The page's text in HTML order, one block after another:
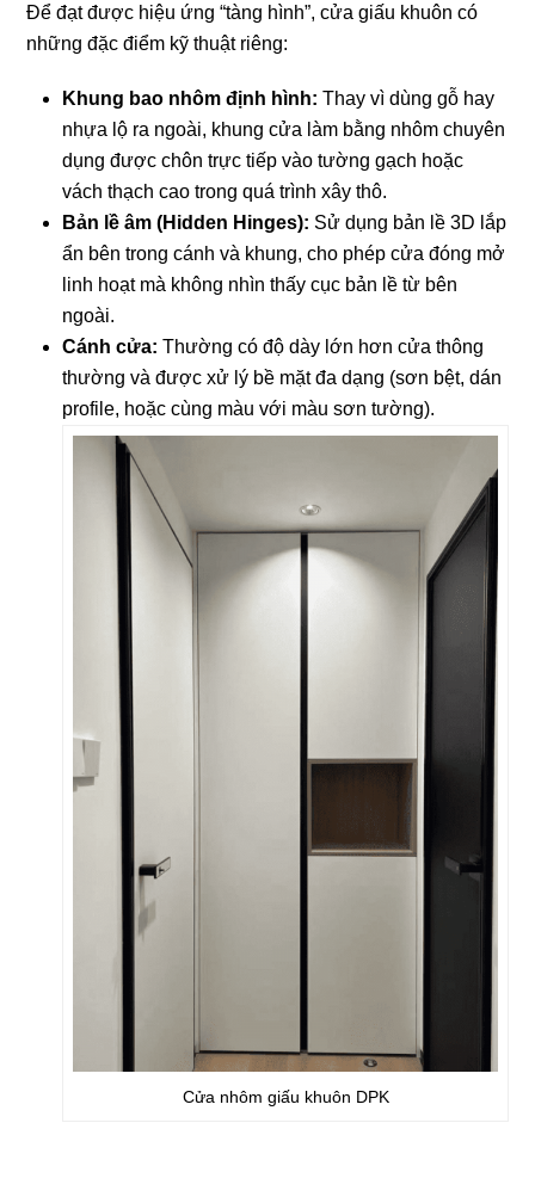
Để đạt được hiệu ứng “tàng hình”, cửa giấu khuôn có
những đặc điểm kỹ thuật riêng:
Khung bao nhôm định hình: Thay vì dùng gỗ hay
nhựa lộ ra ngoài, khung cửa làm bằng nhôm chuyên
dụng được chôn trực tiếp vào tường gạch hoặc
vách thạch cao trong quá trình xây thô.
Bản lề âm (Hidden Hinges): Sử dụng bản lề 3D lắp
ẩn bên trong cánh và khung, cho phép cửa đóng mở
linh hoạt mà không nhìn thấy cục bản lề từ bên
ngoài.
Cánh cửa: Thường có độ dày lớn hơn cửa thông
thường và được xử lý bề mặt đa dạng (sơn bệt, dán
profile, hoặc cùng màu với màu sơn tường).
Cửa nhôm giấu khuôn DPK